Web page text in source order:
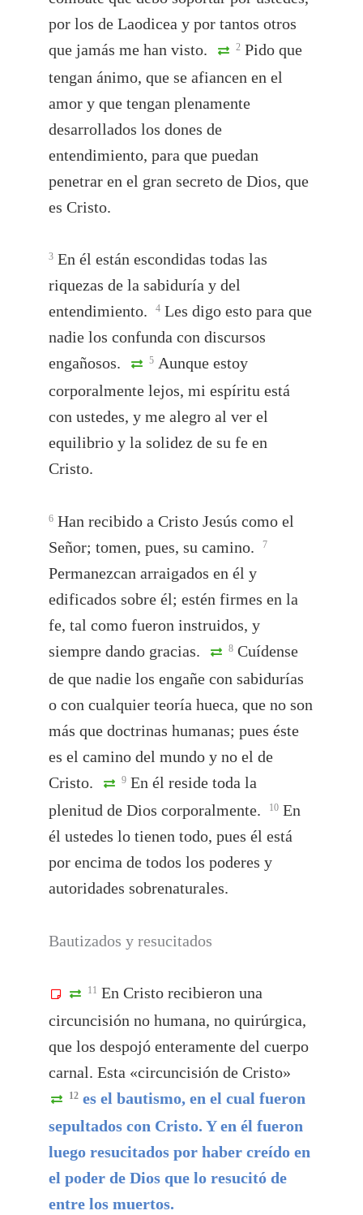
por los de Laodicea y por tantos otros
que jamás me han visto.
2 Pido que
tengan ánimo, que se afiancen en el
amor y que tengan plenamente
desarrollados los dones de
entendimiento, para que puedan
penetrar en el gran secreto de Dios, que
es Cristo.
3 En él están escondidas todas las
riquezas de la sabiduría y del
entendimiento.
4 Les digo esto para que
nadie los confunda con discursos
engañosos.
5 Aunque estoy
corporalmente lejos, mi espíritu está
con ustedes, y me alegro al ver el
equilibrio y la solidez de su fe en
Cristo.
6 Han recibido a Cristo Jesús como el
Señor; tomen, pues, su camino.
7
Permanezcan arraigados en él y
edificados sobre él; estén firmes en la
fe, tal como fueron instruidos, y
siempre dando gracias.
8 Cuídense
de que nadie los engañe con sabidurías
o con cualquier teoría hueca, que no son
más que doctrinas humanas; pues éste
es el camino del mundo y no el de
Cristo.
9 En él reside toda la
plenitud de Dios corporalmente.
10 En
él ustedes lo tienen todo, pues él está
por encima de todos los poderes y
autoridades sobrenaturales.
Bautizados y resucitados
11 En Cristo recibieron una
circuncisión no humana, no quirúrgica,
que los despojó enteramente del cuerpo
carnal. Esta «circuncisión de Cristo»
12 es el bautismo, en el cual fueron
sepultados con Cristo. Y en él fueron
luego resucitados por haber creído en
el poder de Dios que lo resucitó de
entre los muertos.